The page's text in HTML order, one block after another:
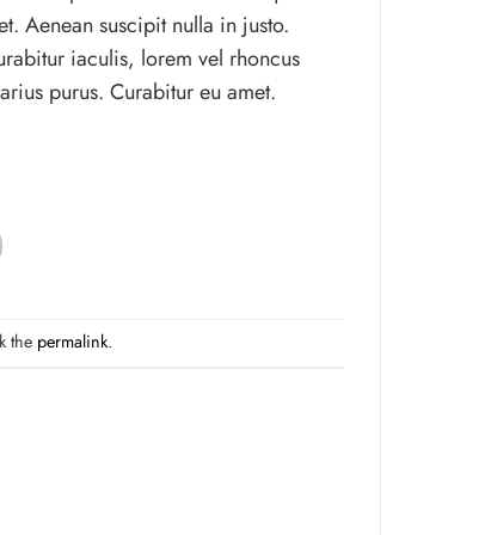
Aenean suscipit nulla in justo.
iaculis, lorem vel rhoncus
purus. Curabitur eu amet.
the permalink.